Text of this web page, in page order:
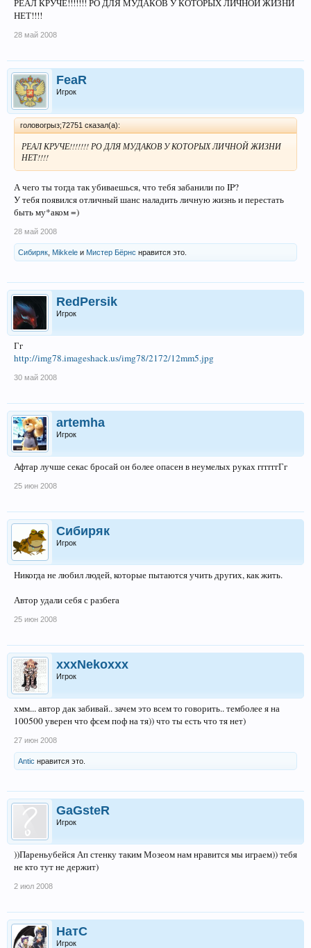
РЕАЛ КРУЧЕ!!!!!!! РО ДЛЯ МУДАКОВ У КОТОРЫХ ЛИЧНОЙ ЖИЗНИ
НЕТ!!!!
28 май 2008
FeaR
Игрок
головогрыз;72751 сказал(а):
РЕАЛ КРУЧЕ!!!!!!! РО ДЛЯ МУДАКОВ У КОТОРЫХ ЛИЧНОЙ ЖИЗНИ
НЕТ!!!!
А чего ты тогда так убиваешься, что тебя забанили по IP?
У тебя появился отличный шанс наладить личную жизнь и перестать
быть му*аком =)
28 май 2008
Сибиряк Mikkele и Мистер Бёрнс нравится это.
RedPersik
Игрок
Гг
http://img78.imageshack.us/img78/2172/12mm5.jpg
30 май 2008
artemha
Игрок
Афтар лучше секас бросай он более опасен в неумелых руках ггггггГг
25 июн 2008
Сибиряк
Игрок
Никогда не любил людей, которые пытаются учить других, как жить.
Автор удали себя с разбега
25 июн 2008
xxxNekoxxx
Игрок
хмм... автор дак забивай.. зачем это всем то говорить.. темболее я на
100500 уверен что фсем поф на тя)) что ты есть что тя нет)
27 июн 2008
Antic нравится это.
GaGsteR
Игрок
))Пареньубейся Ап стенку таким Мозеом нам нравится мы играем)) тебя
не кто тут не держит)
2 июл 2008
НатС
Игрок